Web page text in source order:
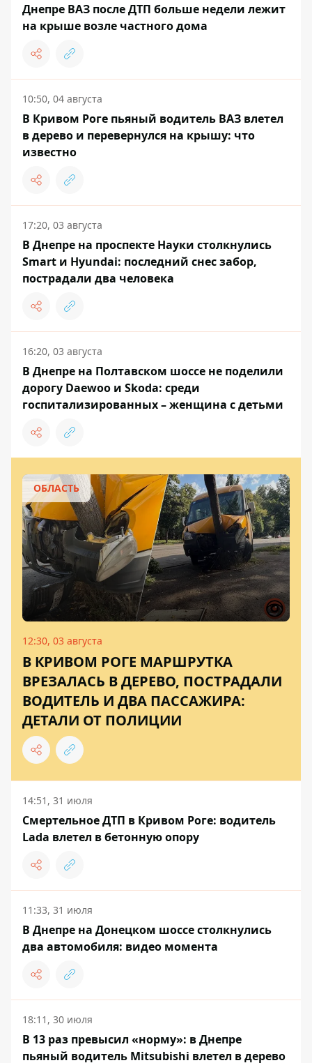
Днепре ВАЗ после ДТП больше недели лежит
на крыше возле частного дома
10:50, 04 августа
В Кривом Роге пьяный водитель ВАЗ влетел
в дерево и перевернулся на крышу: что
известно
17:20, 03 августа
В Днепре на проспекте Науки столкнулись
Smart и Hyundai: последний снес забор,
пострадали два человека
16:20, 03 августа
В Днепре на Полтавском шоссе не поделили
дорогу Daewoo и Skoda: среди
госпитализированных – женщина с детьми
ОБЛАСТЬ
12:30, 03 августа
В КРИВОМ РОГЕ МАРШРУТКА
ВРЕЗАЛАСЬ В ДЕРЕВО, ПОСТРАДАЛИ
ВОДИТЕЛЬ И ДВА ПАССАЖИРА:
ДЕТАЛИ ОТ ПОЛИЦИИ
14:51, 31 июля
Смертельное ДТП в Кривом Роге: водитель
Lada влетел в бетонную опору
11:33, 31 июля
В Днепре на Донецком шоссе столкнулись
два автомобиля: видео момента
18:11, 30 июля
В 13 раз превысил «норму»: в Днепре
пьяный водитель Mitsubishi влетел в дерево